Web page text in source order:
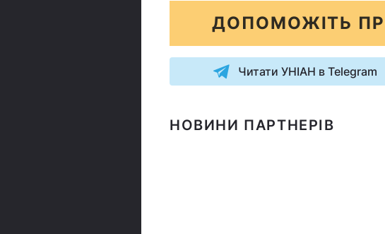
ДОПОМОЖІТЬ
Читати УНІАН в Telegram
НОВИНИ ПАРТНЕРІВ